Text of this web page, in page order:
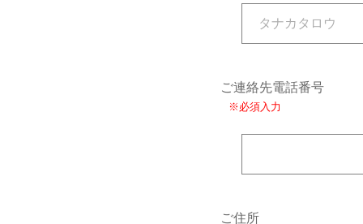
ご連絡先電話番号
※必須入力
ご住所